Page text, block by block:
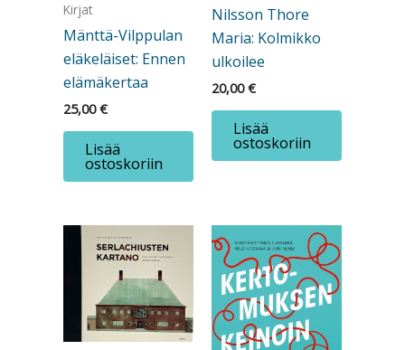
Kirjat
Mänttä-Vilppulan
eläkeläiset: Ennen
elämäkertaa
25,00€
Lisää
ostoskoriin
Nilsson Thore
Maria: Kolmikko
ulkoilee
20,00€
Lisää
ostoskoriin